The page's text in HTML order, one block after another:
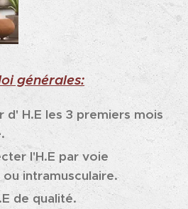
générales:
d' H.E les 3 premiers mois
l'H.E par voie
intramusculaire.
de qualité.